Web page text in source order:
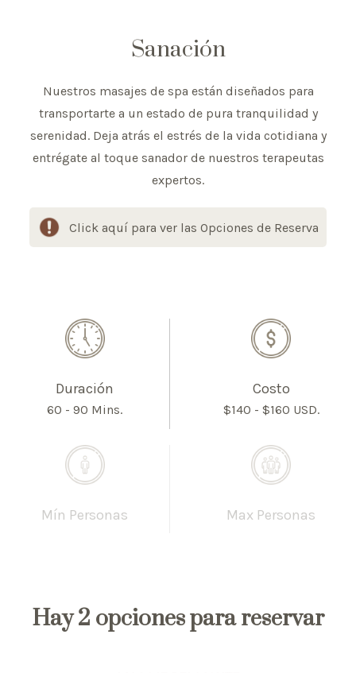
Sanación
Nuestros masajes de spa están diseñados para
transportarte a un estado de pura tranquilidad y
serenidad. Deja atrás el estrés de la vida cotidiana y
entrégate al toque sanador de nuestros terapeutas
expertos.
Click aquí para ver las Opciones de Reserva
Duración
60 - 90 Mins.
Costo
$140 - $160 USD.
Mín Personas Max Personas
Hay2 opcionespara reservar